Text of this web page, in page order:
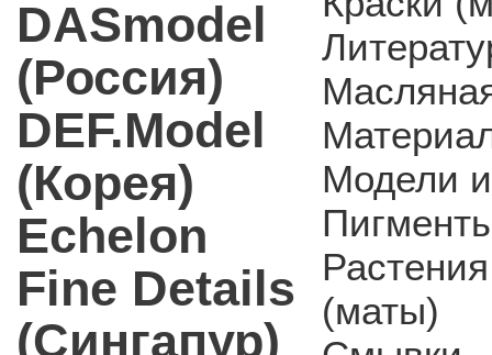
DASmodel
(Россия)
DEF.Model
(Корея)
Echelon
Fine Details
(Сингапур)
Модели
(маты)